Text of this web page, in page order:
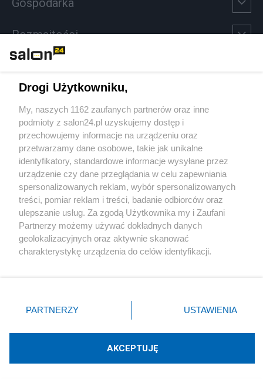
Gospodarka
Rozmaitości
Sport
Społeczeństwo
Kultura
X Facebook Instagram Youtube
Technologię dostarcza:W3media.pl
Drogi Użytkowniku,
My, naszych 1162 zaufanych partnerów oraz inne
podmioty z salon24.pl uzyskujemy dostęp i
przechowujemy informacje na urządzeniu oraz
przetwarzamy dane osobowe, takie jak unikalne
identyfikatory, standardowe informacje wysyłane przez
urządzenie czy dane przeglądania w celu zapewniania
spersonalizowanych reklam, wybór spersonalizowanych
treści, pomiar reklam i treści, badanie odbiorców oraz
ulepszanie usług. Za zgodą Użytkownika my i Zaufani
Partnerzy możemy używać dokładnych danych
geolokalizacyjnych oraz aktywnie skanować
charakterystykę urządzenia do celów identyfikacji.
zmienić/wycofać klikając przycisk ustawień prywatności
znajdujący się w lewym dolnym rogu strony
rodzaje przetwarzania danych nie wymagają zgody
użytkownika, ale masz prawo sprzeciwić się takiemu
PARTNERZY USTAWIENIA
AKCEPTUJĘ